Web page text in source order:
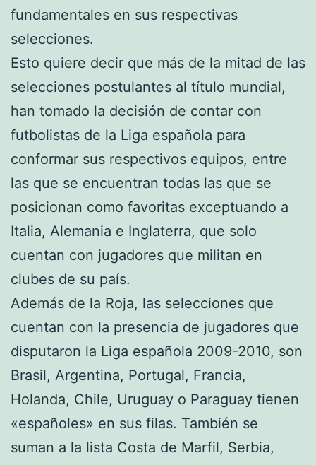
fundamentales en sus respectivas
selecciones.
Esto quiere decir que más de la mitad de las
selecciones postulantes al título mundial,
han tomado la decisión de contar con
futbolistas de la Liga española para
conformar sus respectivos equipos, entre
las que se encuentran todas las que se
posicionan como favoritas exceptuando a
Italia, Alemania e Inglaterra, que solo
cuentan con jugadores que militan en
clubes de su país.
Además de la Roja, las selecciones que
cuentan con la presencia de jugadores que
disputaron la Liga española 2009-2010, son
Brasil, Argentina, Portugal, Francia,
Holanda, Chile, Uruguay o Paraguay tienen
«españoles» en sus filas. También se
suman a la lista Costa de Marfil, Serbia,